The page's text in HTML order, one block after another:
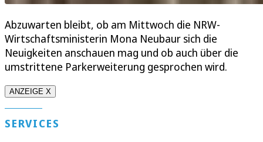
Abzuwarten bleibt, ob am Mittwoch die NRW-
Wirtschaftsministerin Mona Neubaur sich die
Neuigkeiten anschauen mag und ob auch über die
umstrittene Parkerweiterung gesprochen wird.
ANZEIGE X
SERVICES